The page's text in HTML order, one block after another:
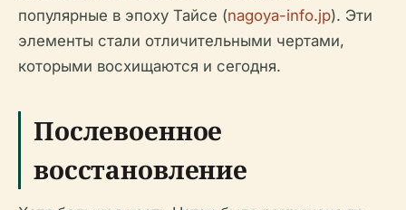
популярные в эпоху Тайсе (nagoya-info.jp). Эти
элементы стали отличительными чертами,
которыми восхищаются и сегодня.
Послевоенное
восстановление